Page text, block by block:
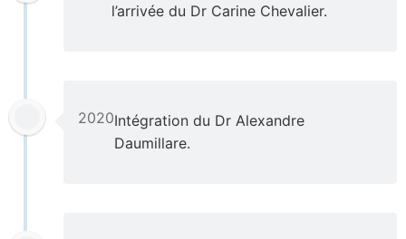
l’arrivée du Dr Carine Chevalier.
2020Intégration du Dr Alexandre
Daumillare.